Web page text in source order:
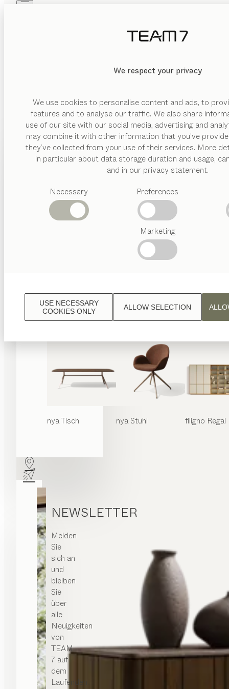
We respect your privacy
We use cookies to personalise content and ads, to
features and to analyse our traffic. We also share
use of our site with our social media, advertising and
may combine it with other information that you’ve
they’ve collected from your use of their services. More
in particular about data storage duration and usage,
and in our privacy statement.
Necessary
Preferences
Marketing
USE NECESSARY
COOKIES ONLY
ALLOW SELECTION
Esstische
Küchen
Regale
Betten
Interior
Design
TEAM
7 Welt
nyaTisch nyaStuhl filigno Regal
NEWSLETTER
Melden
Sie
sich an
und
bleiben
Sie
über
alle
Neuigkeiten
von
TEAM
7 auf
dem
Laufenden.
PRODUKTE
ÜBER UNS
HÄNDLER